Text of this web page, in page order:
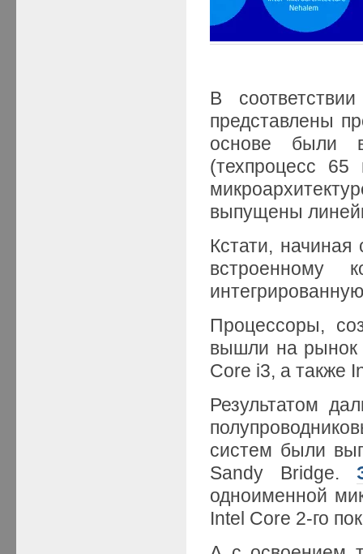
В
представлены
основе были
(техпроцесс
выпущены
Кстати,
встроенному
Процессоры,
вышли на рынок
Core i3, а также
Результатом
систем были
Sandy Bridge.
одноименной
Intel Core 2-го